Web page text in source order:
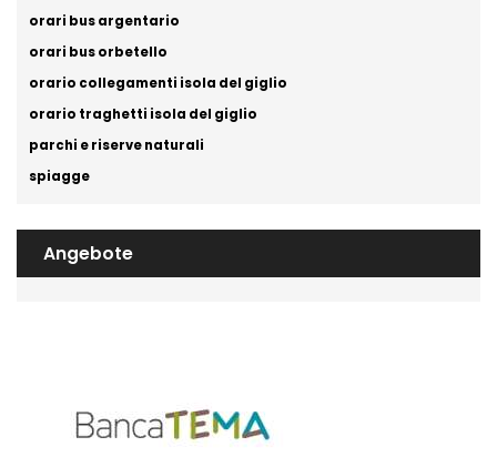
orari bus argentario
orari bus orbetello
orario collegamenti isola del giglio
orario traghetti isola del giglio
parchi e riserve naturali
spiagge
Angebote